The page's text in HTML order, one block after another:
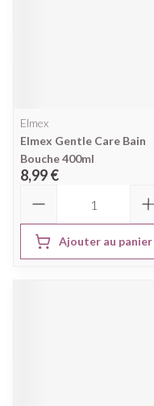
Elmex
Elmex Gentle Care Bain
Bouche 400ml
8,99 €
Ajouter au panier